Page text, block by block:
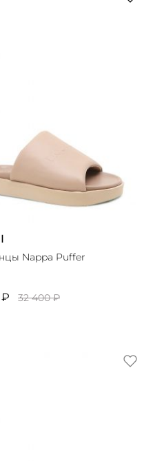
Nappa Puffer
₽ 32 400 ₽